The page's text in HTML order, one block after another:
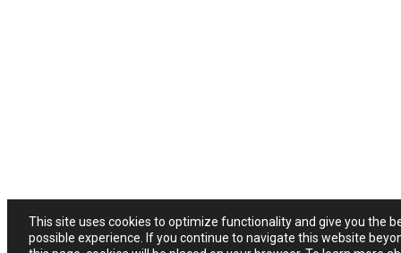
This site uses cookies to optimize functionality and give you the
possible experience. If you continue to navigate this website